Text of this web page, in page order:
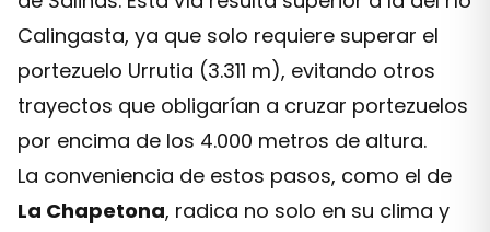
Calingasta, ya que solo requiere superar el
portezuelo Urrutia (3.311 m), evitando otros
trayectos que obligarían a cruzar portezuelos
por encima de los 4.000 metros de altura.
La conveniencia de estos pasos, como el de
La Chapetona, radica no solo en su clima y